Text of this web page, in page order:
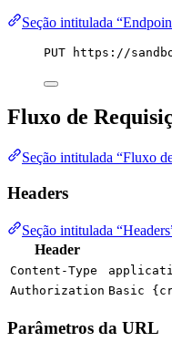
Seção intitulada
PUT https://
Fluxo de
Seção intitulada “Fluxo
Headers
Seção intitulada
Header
Content-Type
Authorization Basic
Parâmetros da URL